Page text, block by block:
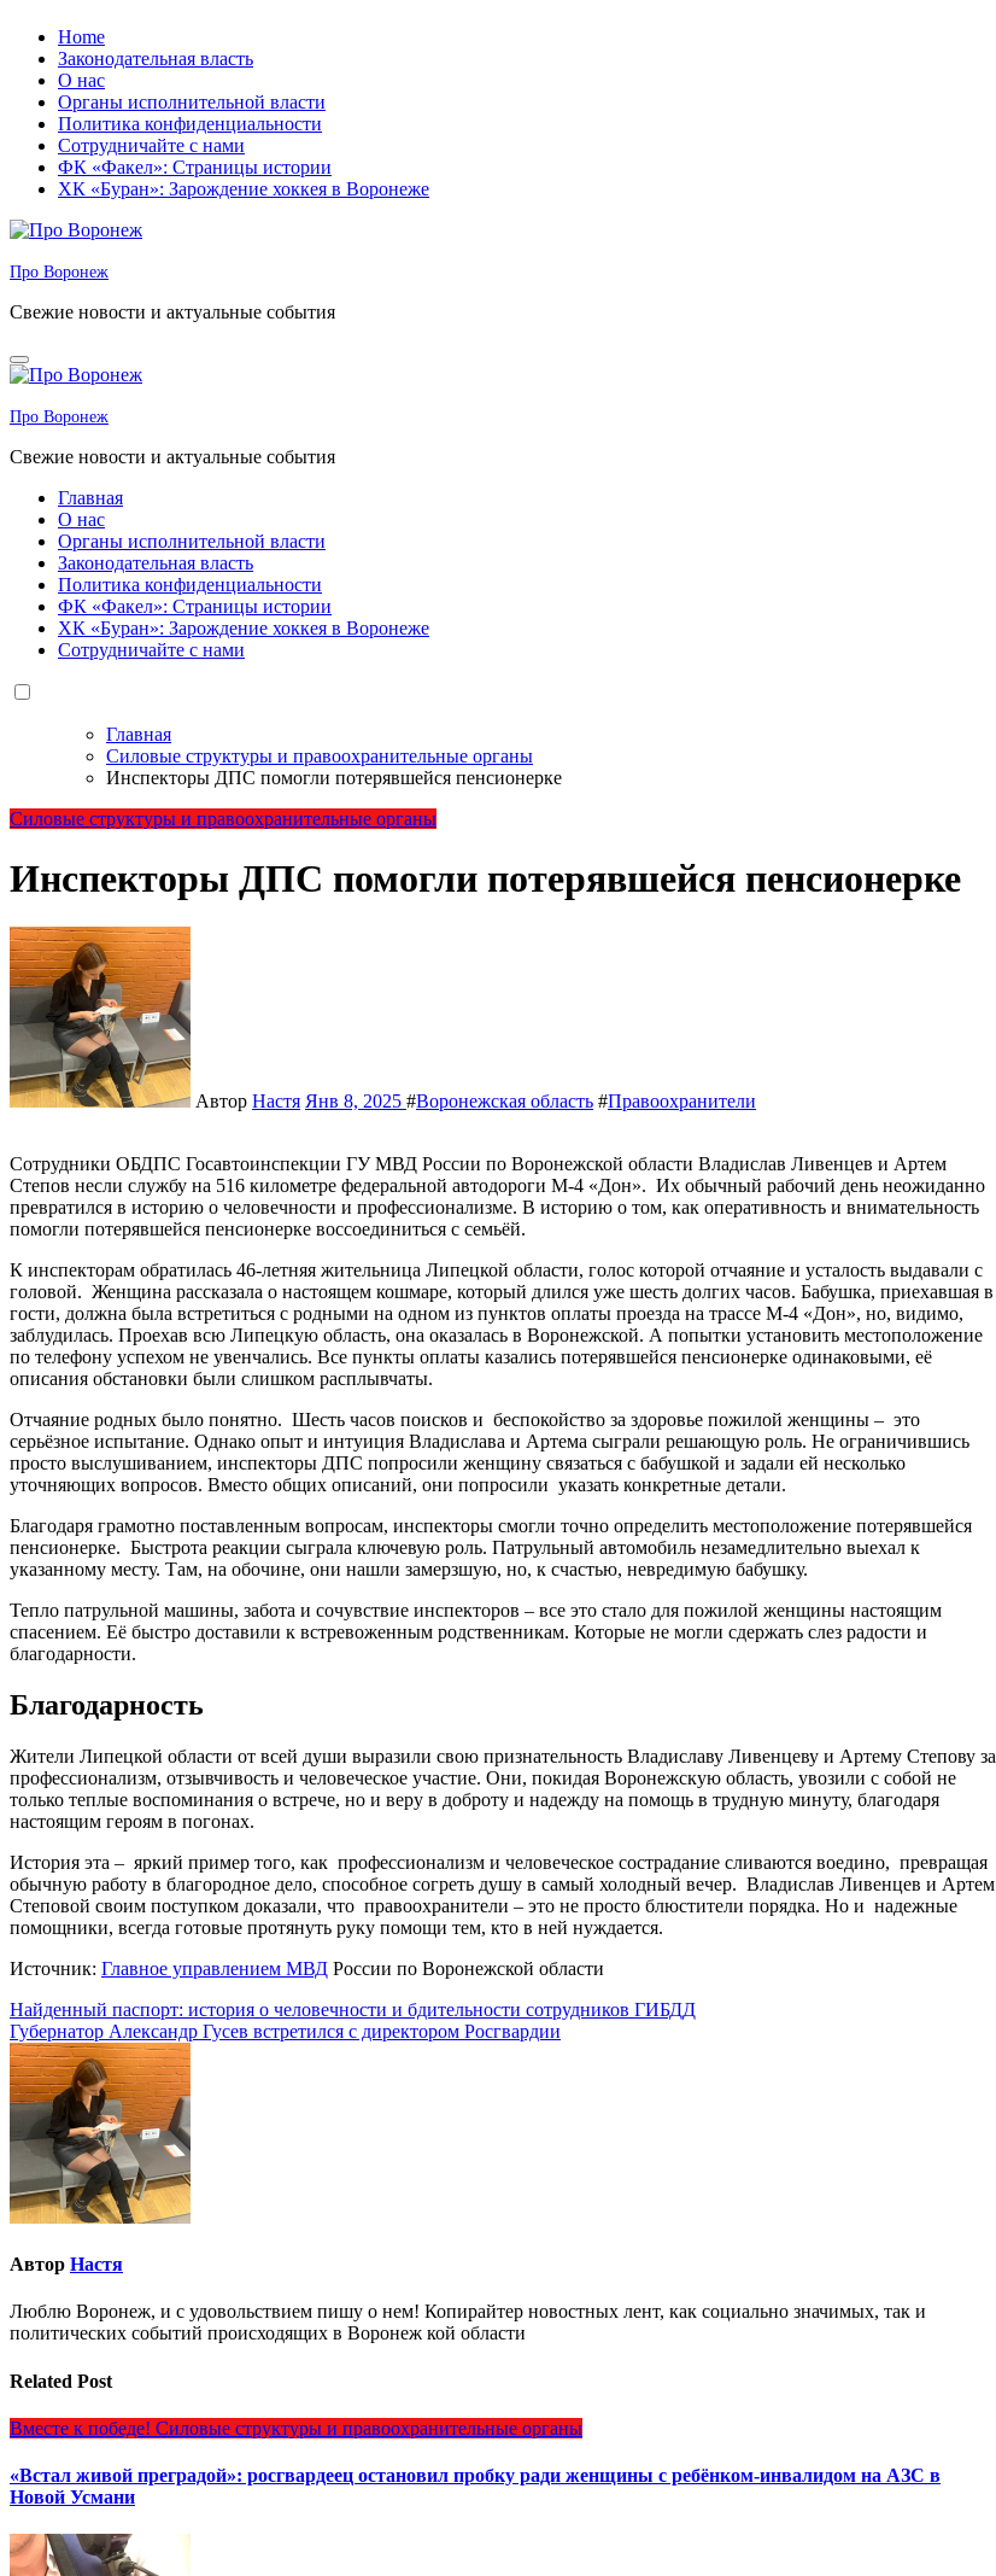
Перейти
содержанию
Home
Законодательная власть
О нас
Органы исполнительной власти
Политика конфиденциальности
Сотрудничайте с нами
ФК «Факел»: Страницы истории
ХК «Буран»: Зарождение хоккея в Воронеже
Про Воронеж
Свежие новости и актуальные события
Про Воронеж
Свежие новости и актуальные события
Главная
О нас
Органы исполнительной власти
Законодательная власть
Политика конфиденциальности
ФК «Факел»: Страницы истории
ХК «Буран»: Зарождение хоккея в Воронеже
Сотрудничайте с нами
Главная
Силовые структуры и правоохранительные органы
Инспекторы ДПС помогли потерявшейся пенсионерке
Силовые структуры и правоохранительные органы
Инспекторы ДПС помогли потерявшейся пенсионерке
Автор Настя Янв 8, 2025 #Воронежская область #Правоохранители
Сотрудники ОБДПС Госавтоинспекции ГУ МВД России по Воронежской области Владислав Ливенцев и Артем
Степов несли службу на 516 километре федеральной автодороги М-4 «Дон». Их обычный рабочий день неожиданно
превратился в историю о человечности и профессионализме. В историю о том, как оперативность и внимательность
помогли потерявшейся пенсионерке воссоединиться с семьёй.
К инспекторам обратилась 46-летняя жительница Липецкой области, голос которой отчаяние и усталость выдавали с
головой. Женщина рассказала о настоящем кошмаре, который длился уже шесть долгих часов. Бабушка, приехавшая в
гости, должна была встретиться с родными на одном из пунктов оплаты проезда на трассе М-4 «Дон», но, видимо,
заблудилась. Проехав всю Липецкую область, она оказалась в Воронежской. А попытки установить местоположение
по телефону успехом не увенчались. Все пункты оплаты казались потерявшейся пенсионерке одинаковыми, её
описания обстановки были слишком расплывчаты.
Отчаяние родных было понятно. Шесть часов поисков и беспокойство за здоровье пожилой женщины – это
серьёзное испытание. Однако опыт и интуиция Владислава и Артема сыграли решающую роль. Не ограничившись
просто выслушиванием, инспекторы ДПС попросили женщину связаться с бабушкой и задали ей несколько
уточняющих вопросов. Вместо общих описаний, они попросили указать конкретные детали.
Благодаря грамотно поставленным вопросам, инспекторы смогли точно определить местоположение потерявшейся
пенсионерке. Быстрота реакции сыграла ключевую роль. Патрульный автомобиль незамедлительно выехал к
указанному месту. Там, на обочине, они нашли замерзшую, но, к счастью, невредимую бабушку.
Тепло патрульной машины, забота и сочувствие инспекторов – все это стало для пожилой женщины настоящим
спасением. Её быстро доставили к встревоженным родственникам. Которые не могли сдержать слез радости и
благодарности.
Благодарность
Жители Липецкой области от всей души выразили свою признательность Владиславу Ливенцеву и Артему Степову за
профессионализм, отзывчивость и человеческое участие. Они, покидая Воронежскую область, увозили с собой не
только теплые воспоминания о встрече, но и веру в доброту и надежду на помощь в трудную минуту, благодаря
настоящим героям в погонах.
История эта – яркий пример того, как профессионализм и человеческое сострадание сливаются воедино, превращая
обычную работу в благородное дело, способное согреть душу в самый холодный вечер. Владислав Ливенцев и Артем
Степовой своим поступком доказали, что правоохранители – это не просто блюстители порядка. Но и надежные
помощники, всегда готовые протянуть руку помощи тем, кто в ней нуждается.
Источник: Главное управлением МВД России по Воронежской области
Навигация
по
записям
Найденный паспорт: история о человечности и бдительности сотрудников ГИБДД
Губернатор Александр Гусев встретился с директором Росгвардии
Автор Настя
Люблю Воронеж, и с удовольствием пишу о нем! Копирайтер новостных лент, как социально значимых, так и
политических событий происходящих в Воронеж кой области
Related Post
Вместе к победе! Силовые структуры и правоохранительные органы
«Встал живой преградой»: росгвардеец остановил пробку ради женщины с ребёнком-инвалидом на АЗС в
Новой Усмани